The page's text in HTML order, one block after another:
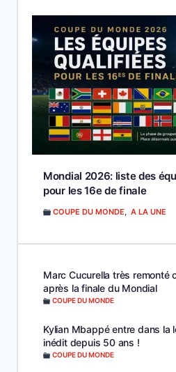
Mondial 2026: liste des
pour les 16e de finale
COUPE DU MONDE, A LA UNE
Marc Cucurella très remonté
après la finale du Mondial
COUPE DU MONDE
Kylian Mbappé entre dans la
inédit depuis 50 ans !
COUPE DU MONDE